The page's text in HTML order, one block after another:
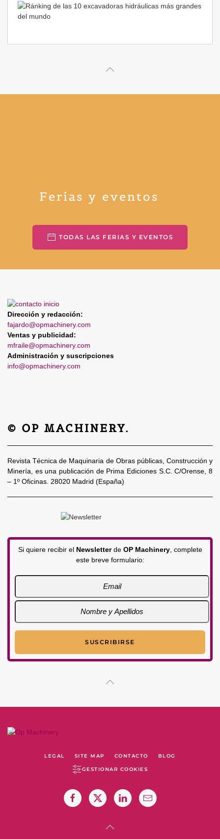
Ferias y eventos
TODAS LAS FERIAS Y EVENTOS
Dirección y redacción:
fajardo@opmachinery.com
Ventas y publicidad:
mfraile@opmachinery.com
Administración y suscripciones
info@opmachinery.com
© OP MACHINERY.
Revista Técnica de Maquinaria de Obras públicas, Construcción y
Minería, es una publicación de Prima Ediciones S.C. C/Orense, 8
– 1º Oficinas. 28020 Madrid (España)
Si quiere recibir el Newsletterde OP Machinery, complete
este breve formulario:
LEGAL SITE MAP CONTACTO BLOG
GESTIONAR COOKIES